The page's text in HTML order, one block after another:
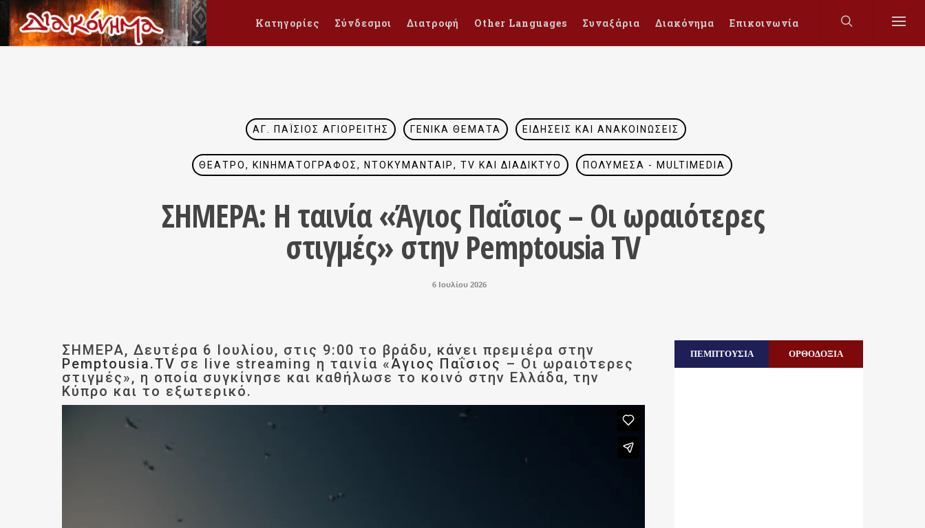
Κατηγορίες Σύνδεσμοι Διατροφή Other Languages Συναξάρια Διακόνημα Επικοινωνία
ΆΓ. ΠΑΪ́ΣΙΟΣ ΑΓΙΟΡΕΊΤΗΣ ΓΕΝΙΚΆ ΘΈΜΑΤΑ ΕΙΔΉΣΕΙΣ ΚΑΙ ΑΝΑΚΟΙΝΏΣΕΙΣ
ΘΈΑΤΡΟ, ΚΙΝΗΜΑΤΟΓΡΆΦΟΣ, ΝΤΟΚΥΜΑΝΤΑΊΡ, TV ΚΑΙ ΔΙΑΔΊΚΤΥΟ ΠΟΛΥΜΈΣΑ - MULTIMEDIA
ΣΗΜΕΡΑ: Η ταινία «Άγιος Παΐσιος – Οι ωραιότερες
στιγμές» στην Pemptousia TV
6 Ιουλίου 2026
ΣΗΜΕΡΑ, Δευτέρα 6 Ιουλίου, στις 9:00 το βράδυ, κάνει πρεμιέρα στην
Pemptousia.TV σε live streaming η ταινία «Άγιος Παΐσιος – Οι ωραιότερες
στιγμές», η οποία συγκίνησε και καθήλωσε το κοινό στην Ελλάδα, την
Κύπρο και το εξωτερικό.
ΠΕΜΠΤΟΥΣΙΑ ΟΡΘΟΔΟΞΙΑ